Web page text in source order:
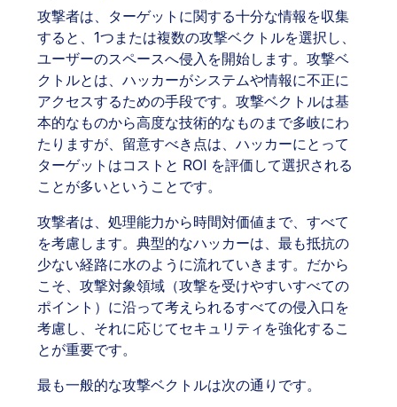
攻撃者は、ターゲットに関する十分な情報を収集
すると、1つまたは複数の攻撃ベクトルを選択し、
ユーザーのスペースへ侵入を開始します。攻撃ベ
クトルとは、ハッカーがシステムや情報に不正に
アクセスするための手段です。攻撃ベクトルは基
本的なものから高度な技術的なものまで多岐にわ
たりますが、留意すべき点は、ハッカーにとって
ターゲットはコストと ROI を評価して選択される
ことが多いということです。
攻撃者は、処理能力から時間対価値まで、すべて
を考慮します。典型的なハッカーは、最も抵抗の
少ない経路に水のように流れていきます。だから
こそ、攻撃対象領域（攻撃を受けやすいすべての
ポイント）に沿って考えられるすべての侵入口を
考慮し、それに応じてセキュリティを強化するこ
とが重要です。
最も一般的な攻撃ベクトルは次の通りです。